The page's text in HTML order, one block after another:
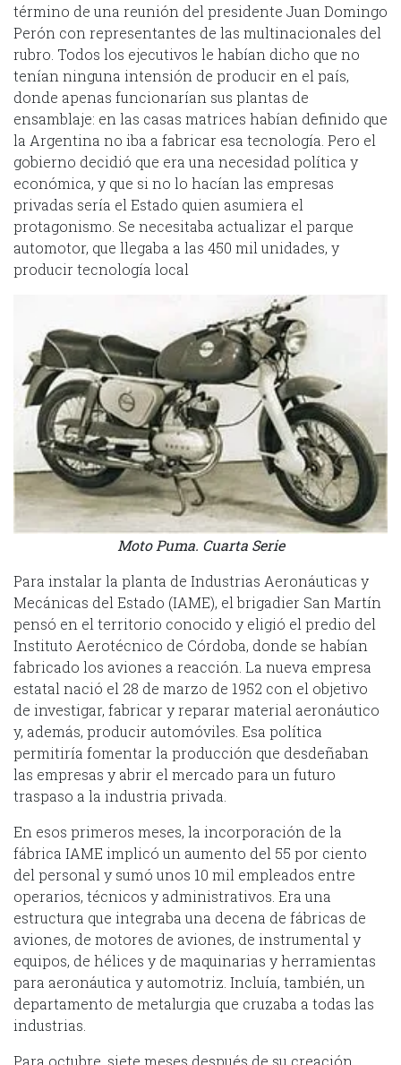
término de una reunión del presidente Juan Domingo
Perón con representantes de las multinacionales del
rubro. Todos los ejecutivos le habían dicho que no
tenían ninguna intensión de producir en el país,
donde apenas funcionarían sus plantas de
ensamblaje: en las casas matrices habían definido que
la Argentina no iba a fabricar esa tecnología. Pero el
gobierno decidió que era una necesidad política y
económica, y que si no lo hacían las empresas
privadas sería el Estado quien asumiera el
protagonismo. Se necesitaba actualizar el parque
automotor, que llegaba a las 450 mil unidades, y
producir tecnología local
Moto Puma. Cuarta Serie
Para instalar la planta de Industrias Aeronáuticas y
Mecánicas del Estado (IAME), el brigadier San Martín
pensó en el territorio conocido y eligió el predio del
Instituto Aerotécnico de Córdoba, donde se habían
fabricado los aviones a reacción. La nueva empresa
estatal nació el 28 de marzo de 1952 con el objetivo
de investigar, fabricar y reparar material aeronáutico
y, además, producir automóviles. Esa política
permitiría fomentar la producción que desdeñaban
las empresas y abrir el mercado para un futuro
traspaso a la industria privada.
En esos primeros meses, la incorporación de la
fábrica IAME implicó un aumento del 55 por ciento
del personal y sumó unos 10 mil empleados entre
operarios, técnicos y administrativos. Era una
estructura que integraba una decena de fábricas de
aviones, de motores de aviones, de instrumental y
equipos, de hélices y de maquinarias y herramientas
para aeronáutica y automotriz. Incluía, también, un
departamento de metalurgia que cruzaba a todas las
industrias.
Para octubre, siete meses después de su creación,